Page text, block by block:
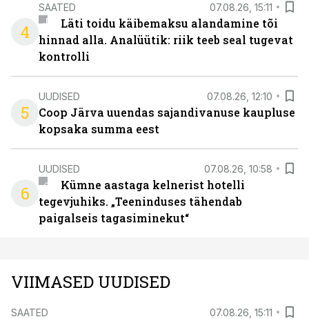
4
SAATED 07.08.26, 15:11
Läti toidu käibemaksu alandamine tõi
hinnad alla. Analüütik: riik teeb seal tugevat
kontrolli
5
UUDISED 07.08.26, 12:10
Coop Järva uuendas sajandivanuse kaupluse
kopsaka summa eest
6
UUDISED 07.08.26, 10:58
Kümne aastaga kelnerist hotelli
tegevjuhiks. „Teeninduses tähendab
paigalseis tagasiminekut“
VIIMASED UUDISED
SAATED 07.08.26, 15:11